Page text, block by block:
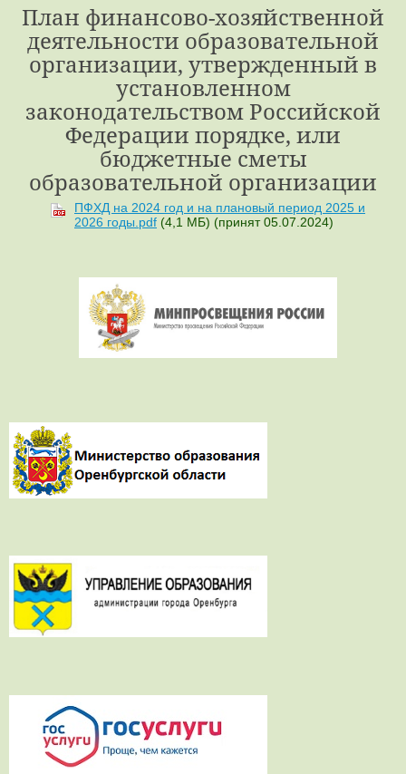
План финансово-хозяйственной
деятельности образовательной
организации, утвержденный в
установленном
законодательством Российской
Федерации порядке, или
бюджетные сметы
образовательной организации
ПФХД на 2024 год и на плановый период 2025 и
2026 годы.pdf (4,1 МБ) (принят 05.07.2024)